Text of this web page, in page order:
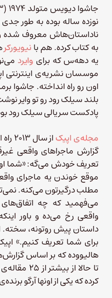
نوزده ساله بوده به طور
ناداستان‌هاش معروف شده
به کتاب کرده. هم با نیویورکر
یه دهه‌س که برای وایرد
موسسان نشریه‌ی اینترنتی
اون رو راه انداخته. جاشوا
بلند سیلک رود رو تو وایر
پادکست سریالی سیلک رود
مجله‌ی اپیک
از
گزارش ماجراهای واقعی
تعریف خودش می‌گه: «شما
موقع خوندن یه ماجرای
مطلب درگیرتون می‌کنه.
می‌فهمید که چه
واقعی رخ می‌ده و باور
داستان پیش روتونه،
برای شما تعریف کنیم.»
هالیووده که بر اساس
تا حالا از
کرده که یکی از اونها آرگو